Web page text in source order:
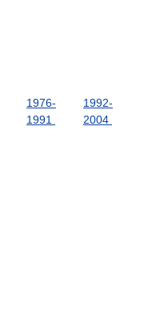
1976-
1991
1992-
2004